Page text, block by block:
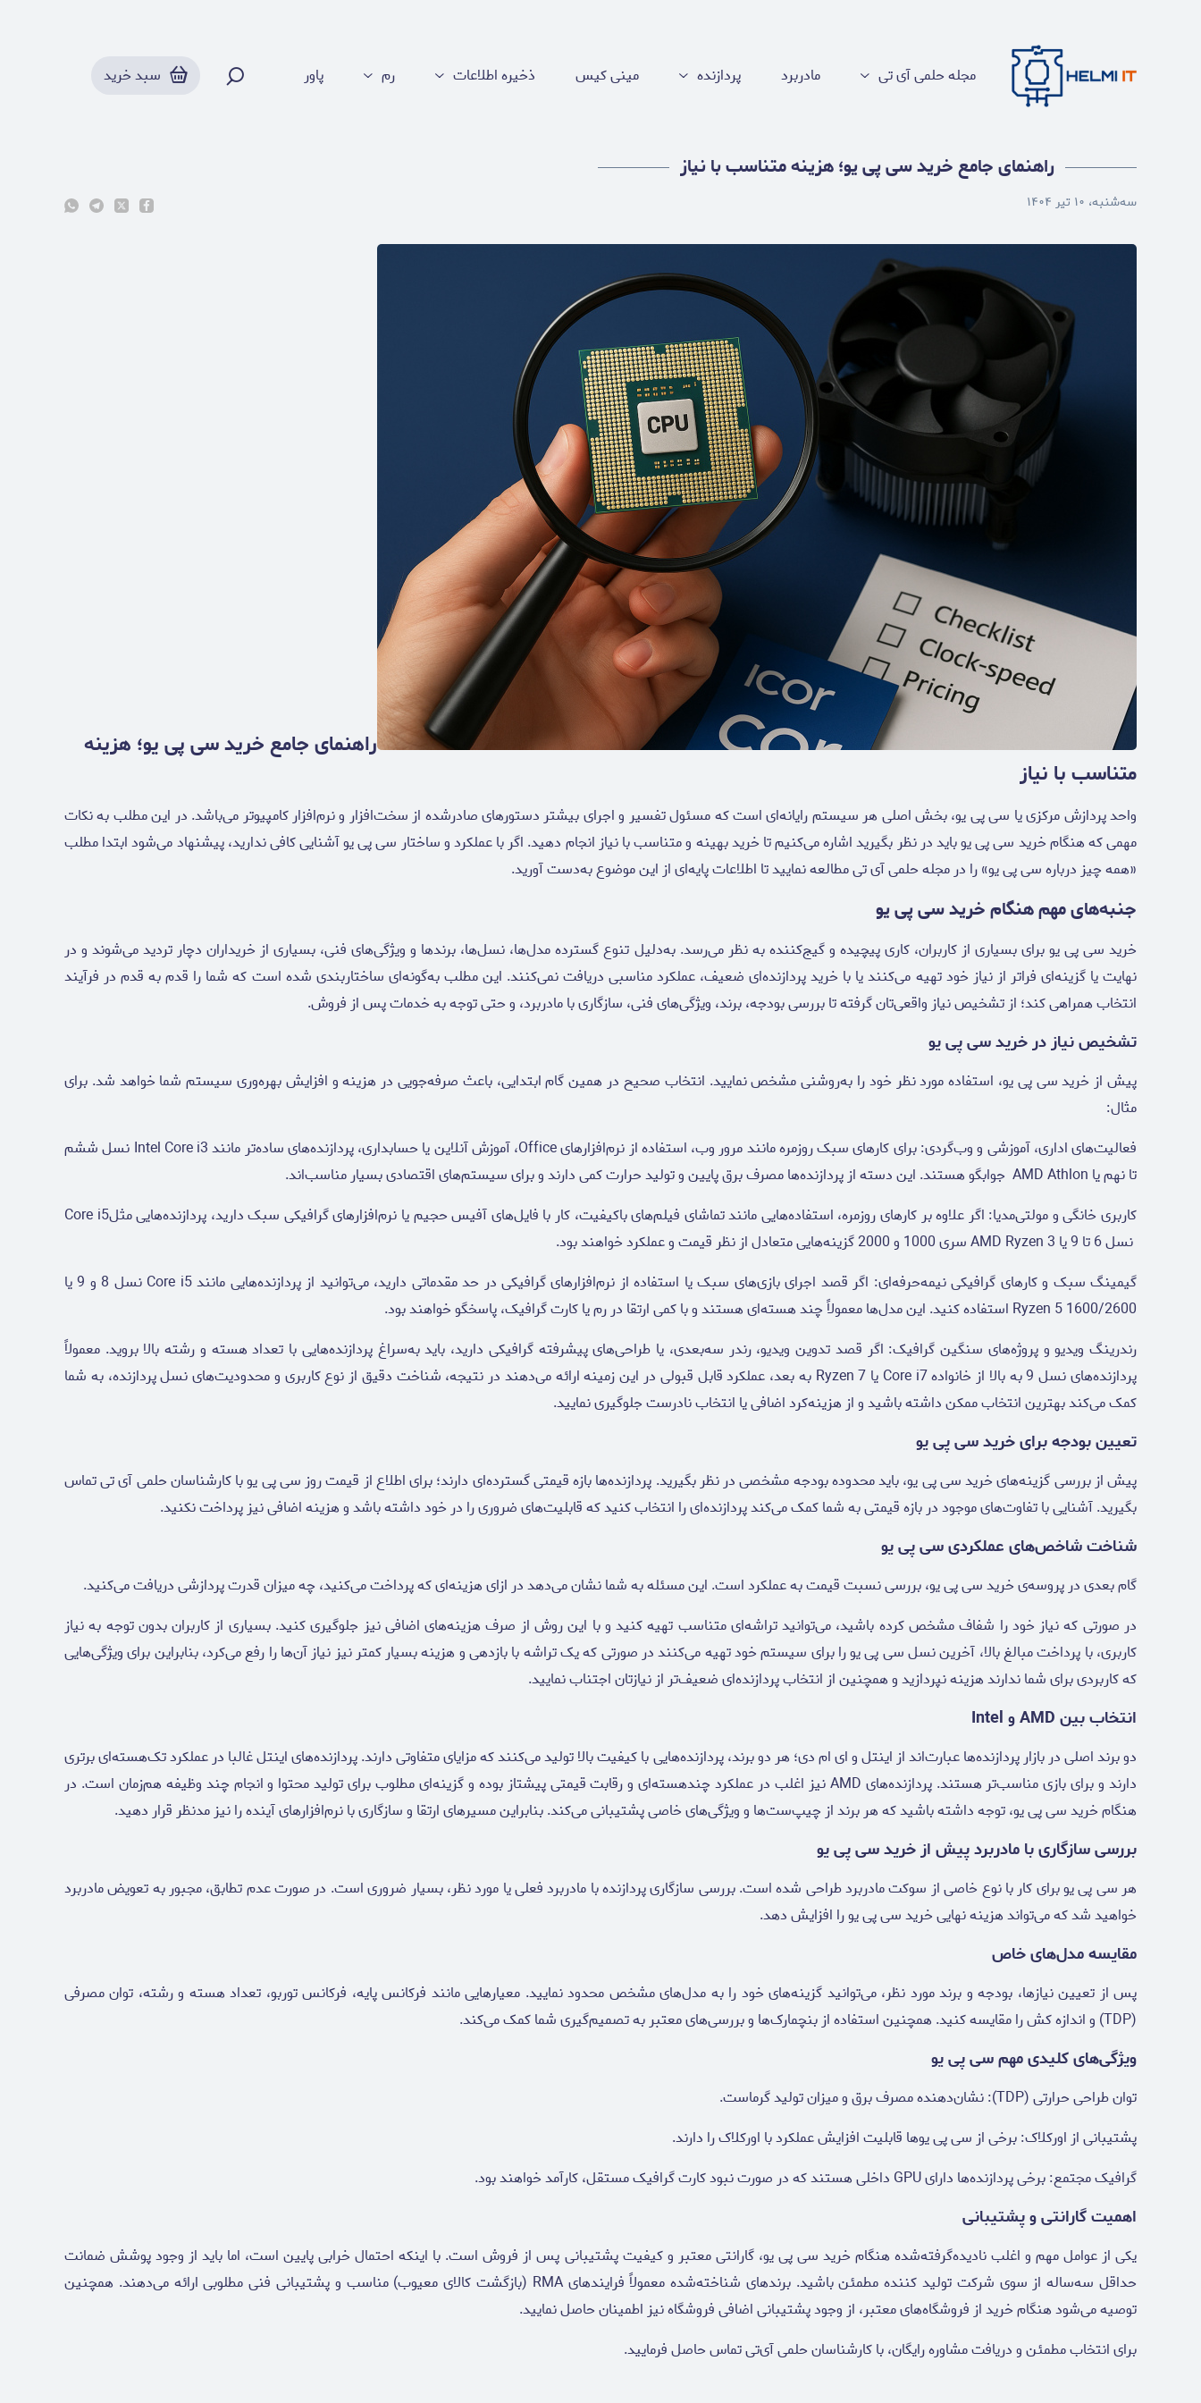
مجله حلمی آی تی مادربرد پردازنده مینی کیس ذخیره اطلاعات رم پاور سبد خرید
راهنمای جامع خرید سی پی یو؛ هزینه متناسب با نیاز
سه‌شنبه، ۱۰ تیر ۱۴۰۴
راهنمای جامع خرید سی پی یو؛ هزینه
متناسب با نیاز
واحد پردازش مرکزی یا سی پی یو، بخش اصلی هر سیستم رایانه‌ای است که مسئول تفسیر و اجرای بیشتر دستورهای صادرشده از سخت‌افزار و نرم‌افزار کامپیوتر می‌باشد. در این مطلب به نکات
مهمی که هنگام خرید سی پی یو باید در نظر بگیرید اشاره می‌کنیم تا خرید بهینه و متناسب با نیاز انجام دهید. اگر با عملکرد و ساختار سی پی یو آشنایی کافی ندارید، پیشنهاد می‌شود ابتدا مطلب
«همه چیز درباره سی پی یو» را در مجله حلمی آی تی مطالعه نمایید تا اطلاعات پایه‌ای از این موضوع به‌دست آورید.
جنبه‌های مهم هنگام خرید سی پی یو
خرید سی پی یو برای بسیاری از کاربران، کاری پیچیده و گیج‌کننده به نظر می‌رسد. به‌دلیل تنوع گسترده مدل‌ها، نسل‌ها، برندها و ویژگی‌های فنی، بسیاری از خریداران دچار تردید می‌شوند و در
نهایت یا گزینه‌ای فراتر از نیاز خود تهیه می‌کنند یا با خرید پردازنده‌ای ضعیف، عملکرد مناسبی دریافت نمی‌کنند. این مطلب به‌گونه‌ای ساختاربندی شده است که شما را قدم به قدم در فرآیند
انتخاب همراهی کند؛ از تشخیص نیاز واقعی‌تان گرفته تا بررسی بودجه، برند، ویژگی‌های فنی، سازگاری با مادربرد، و حتی توجه به خدمات پس از فروش.
تشخیص نیاز در خرید سی پی یو
پیش از خرید سی پی یو، استفاده مورد نظر خود را به‌روشنی مشخص نمایید. انتخاب صحیح در همین گام ابتدایی، باعث صرفه‌جویی در هزینه و افزایش بهره‌وری سیستم شما خواهد شد. برای
مثال:
فعالیت‌های اداری، آموزشی و وب‌گردی: برای کارهای سبک روزمره مانند مرور وب، استفاده از نرم‌افزارهای Office، آموزش آنلاین یا حسابداری، پردازنده‌های ساده‌تر مانند Intel Core i3 نسل ششم
تا نهم یا AMD Athlon جوابگو هستند. این دسته از پردازنده‌ها مصرف برق پایین و تولید حرارت کمی دارند و برای سیستم‌های اقتصادی بسیار مناسب‌اند.
کاربری خانگی و مولتی‌مدیا: اگر علاوه بر کارهای روزمره، استفاده‌هایی مانند تماشای فیلم‌های باکیفیت، کار با فایل‌های آفیس حجیم یا نرم‌افزارهای گرافیکی سبک دارید، پردازنده‌هایی مثلCore i5
نسل 6 تا 9 یا AMD Ryzen 3 سری 1000 و 2000 گزینه‌هایی متعادل از نظر قیمت و عملکرد خواهند بود.
گیمینگ سبک و کارهای گرافیکی نیمه‌حرفه‌ای: اگر قصد اجرای بازی‌های سبک یا استفاده از نرم‌افزارهای گرافیکی در حد مقدماتی دارید، می‌توانید از پردازنده‌هایی مانند Core i5 نسل 8 و 9 یا
Ryzen 5 1600/2600 استفاده کنید. این مدل‌ها معمولاً چند هسته‌ای هستند و با کمی ارتقا در رم یا کارت گرافیک، پاسخگو خواهند بود.
رندرینگ ویدیو و پروژه‌های سنگین گرافیک: اگر قصد تدوین ویدیو، رندر سه‌بعدی، یا طراحی‌های پیشرفته گرافیکی دارید، باید به‌سراغ پردازنده‌هایی با تعداد هسته و رشته بالا بروید. معمولاً
پردازنده‌های نسل 9 به بالا از خانواده Core i7 یا Ryzen 7 به بعد، عملکرد قابل قبولی در این زمینه ارائه می‌دهند در نتیجه، شناخت دقیق از نوع کاربری و محدودیت‌های نسل پردازنده، به شما
کمک می‌کند بهترین انتخاب ممکن داشته باشید و از هزینه‌کرد اضافی یا انتخاب نادرست جلوگیری نمایید.
تعیین بودجه برای خرید سی پی یو
پیش از بررسی گزینه‌های خرید سی پی یو، باید محدوده بودجه مشخصی در نظر بگیرید. پردازنده‌ها بازه قیمتی گسترده‌ای دارند؛ برای اطلاع از قیمت روز سی پی یو با کارشناسان حلمی آی تی تماس
بگیرید. آشنایی با تفاوت‌های موجود در بازه قیمتی به شما کمک می‌کند پردازنده‌ای را انتخاب کنید که قابلیت‌های ضروری را در خود داشته باشد و هزینه اضافی نیز پرداخت نکنید.
شناخت شاخص‌های عملکردی سی پی یو
گام بعدی در پروسه‌ی خرید سی پی یو، بررسی نسبت قیمت به عملکرد است. این مسئله به شما نشان می‌دهد در ازای هزینه‌ای که پرداخت می‌کنید، چه میزان قدرت پردازشی دریافت می‌کنید.
در صورتی که نیاز خود را شفاف مشخص کرده باشید، می‌توانید تراشه‌ای متناسب تهیه کنید و با این روش از صرف هزینه‌های اضافی نیز جلوگیری کنید. بسیاری از کاربران بدون توجه به نیاز
کاربری، با پرداخت مبالغ بالا، آخرین نسل سی پی یو را برای سیستم خود تهیه می‌کنند در صورتی که یک تراشه با بازدهی و هزینه بسیار کمتر نیز نیاز آن‌ها را رفع می‌کرد، بنابراین برای ویژگی‌هایی
که کاربردی برای شما ندارند هزینه نپردازید و همچنین از انتخاب پردازنده‌ای ضعیف‌تر از نیازتان اجتناب نمایید.
انتخاب بین AMD و Intel
دو برند اصلی در بازار پردازنده‌ها عبارت‌اند از اینتل و ای ام دی؛ هر دو برند، پردازنده‌هایی با کیفیت بالا تولید می‌کنند که مزایای متفاوتی دارند. پردازنده‌های اینتل غالبا در عملکرد تک‌هسته‌ای برتری
دارند و برای بازی مناسب‌تر هستند. پردازنده‌های AMD نیز اغلب در عملکرد چند‌هسته‌ای و رقابت قیمتی پیشتاز بوده و گزینه‌ای مطلوب برای تولید محتوا و انجام چند وظیفه هم‌زمان است. در
هنگام خرید سی پی یو، توجه داشته باشید که هر برند از چیپ‌ست‌ها و ویژگی‌های خاصی پشتیبانی می‌کند. بنابراین مسیرهای ارتقا و سازگاری با نرم‌افزارهای آینده را نیز مدنظر قرار دهید.
بررسی سازگاری با مادربرد پیش از خرید سی پی یو
هر سی پی یو برای کار با نوع خاصی از سوکت مادربرد طراحی شده است. بررسی سازگاری پردازنده با مادربرد فعلی یا مورد نظر، بسیار ضروری است. در صورت عدم تطابق، مجبور به تعویض مادربرد
خواهید شد که می‌تواند هزینه نهایی خرید سی پی یو را افزایش دهد.
مقایسه مدل‌های خاص
پس از تعیین نیازها، بودجه و برند مورد نظر، می‌توانید گزینه‌های خود را به مدل‌های مشخص محدود نمایید. معیارهایی مانند فرکانس پایه، فرکانس توربو، تعداد هسته و رشته، توان مصرفی
(TDP) و اندازه کش را مقایسه کنید. همچنین استفاده از بنچمارک‌ها و بررسی‌های معتبر به تصمیم‌گیری شما کمک می‌کند.
ویژگی‌های کلیدی مهم سی پی یو
توان طراحی حرارتی (TDP): نشان‌دهنده مصرف برق و میزان تولید گرماست.
پشتیبانی از اورکلاک: برخی از سی پی یوها قابلیت افزایش عملکرد با اورکلاک را دارند.
گرافیک مجتمع: برخی پردازنده‌ها دارای GPU داخلی هستند که در صورت نبود کارت گرافیک مستقل، کارآمد خواهند بود.
اهمیت گارانتی و پشتیبانی
یکی از عوامل مهم و اغلب نادیده‌گرفته‌شده هنگام خرید سی پی یو، گارانتی معتبر و کیفیت پشتیبانی پس از فروش است. با اینکه احتمال خرابی پایین است، اما باید از وجود پوشش ضمانت
حداقل سه‌ساله از سوی شرکت تولید کننده مطمئن باشید. برندهای شناخته‌شده معمولاً فرایندهای RMA (بازگشت کالای معیوب) مناسب و پشتیبانی فنی مطلوبی ارائه می‌دهند. همچنین
توصیه می‌شود هنگام خرید از فروشگاه‌های معتبر، از وجود پشتیبانی اضافی فروشگاه نیز اطمینان حاصل نمایید.
برای انتخاب مطمئن و دریافت مشاوره رایگان، با کارشناسان حلمی آی‌تی تماس حاصل فرمایید.